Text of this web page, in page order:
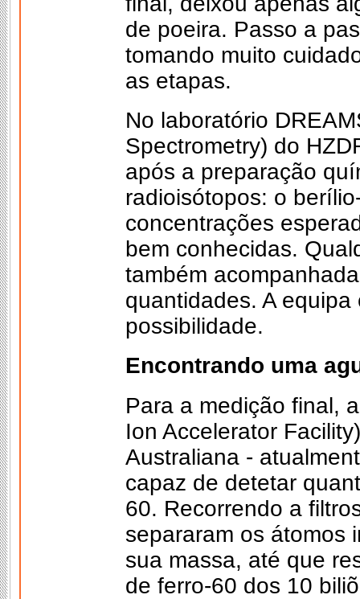
de poeira. Passo a
tomando muito
as etapas.
No laboratório
Spectrometry) do
após a preparação
radioisótopos: o
concentrações
bem conhecidas.
também
quantidades. A
possibilidade.
Encontrando uma
Para a medição final,
Ion Accelerator
Australiana -
capaz de detetar
60. Recorrendo a
separaram os átomos
sua massa, até que
de ferro-60 dos 10